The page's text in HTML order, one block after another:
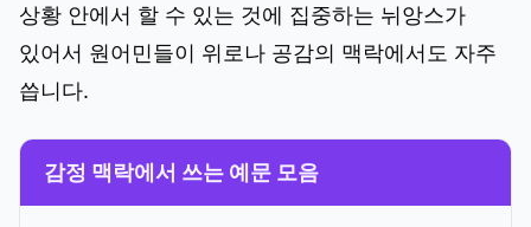
상황 안에서 할 수 있는 것에 집중하는 뉘앙스가
있어서 원어민들이 위로나 공감의 맥락에서도 자주
씁니다.
감정 맥락에서 쓰는 예문 모음